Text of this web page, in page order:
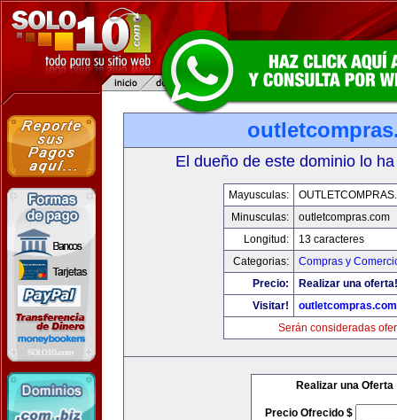
El dueño de este dominio lo
Mayusculas:
Minusculas:
outletcompras.com
Longitud:
13 caracteres
Categorias:
Compras y
Precio:
Realizar una oferta!
Visitar!
outletcompras.com
Serán consideradas
Realizar una Oferta
Precio Ofrecido $